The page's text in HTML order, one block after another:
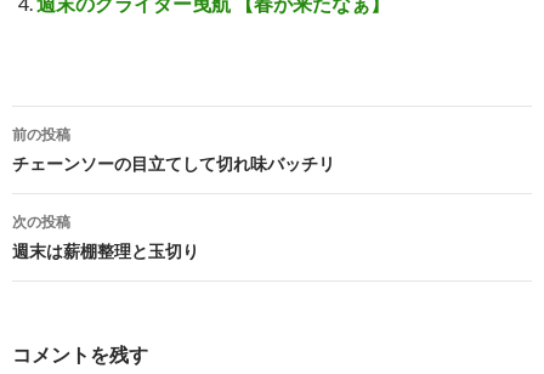
投
稿
ナ
ゲ
前の投稿
チェーンソーの目立てして切れ味バッチリ
次の投稿
週末は薪棚整理と玉切り
コメントを残す